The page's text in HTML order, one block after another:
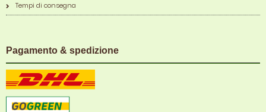
Tempi di consegna
Pagamento & spedizione